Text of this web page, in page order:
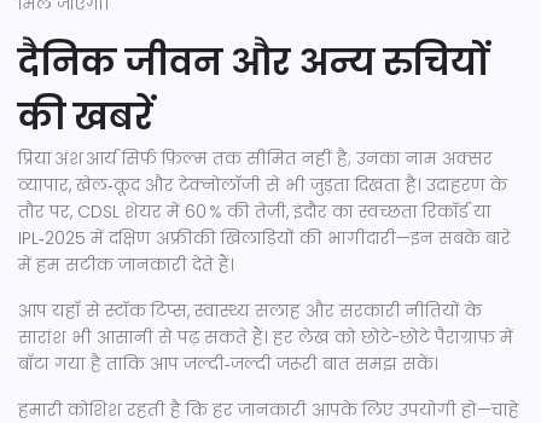
दैनिक जीवन और अन्य रुचियों
की खबरें
प्रिया अंश आर्य सिर्फ़ फ़िल्म तक सीमित नहीं है; उनका नाम अक्सर
व्यापार, खेल‑कूद और टेक्नोलॉजी से भी जुड़ता दिखता है। उदाहरण के
तौर पर, CDSL शेयर में 60 % की तेज़ी, इंदौर का स्वच्छता रिकॉर्ड या
IPL‑2025 में दक्षिण अफ्रीकी खिलाड़ियों की भागीदारी—इन सबके बारे
में हम सटीक जानकारी देते हैं।
आप यहाँ से स्टॉक टिप्स, स्वास्थ्य सलाह और सरकारी नीतियों के
सारांश भी आसानी से पढ़ सकते हैं। हर लेख को छोटे-छोटे पैराग्राफ़ में
बाँटा गया है ताकि आप जल्दी‑जल्दी जरूरी बात समझ सकें।
हमारी कोशिश रहती है कि हर जानकारी आपके लिए उपयोगी हो—चाहे